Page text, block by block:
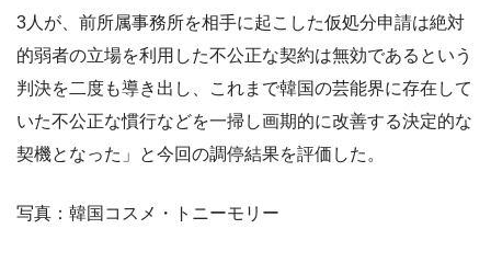
3人が、前所属事務所を相手に起こした仮処分申請は絶対
的弱者の立場を利用した不公正な契約は無効であるという
判決を二度も導き出し、これまで韓国の芸能界に存在して
いた不公正な慣行などを一掃し画期的に改善する決定的な
契機となった」と今回の調停結果を評価した。
写真：韓国コスメ・トニーモリー